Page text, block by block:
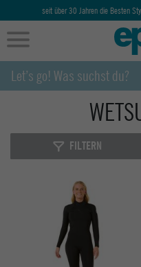
seit über 30 Jahren die Besten
FILTERN